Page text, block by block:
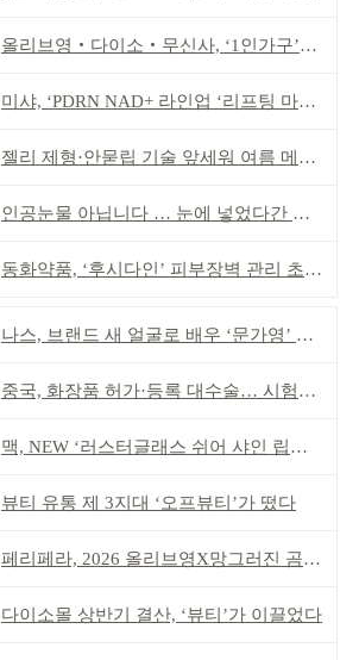
올리브영‧다이소‧무신사, ‘1인가구’가 이끈다
미샤, ‘PDRN NAD+ 라인업 ‘리프팅 마스크’ 출시
젤리 제형·안묻립 기술 앞세워 여름 메이크업 시장 공략
인공눈물 아닙니다 … 눈에 넣었다간 각막 손상
동화약품, ‘후시다인’ 피부장벽 관리 초점 ‘리브랜딩’
나스, 브랜드 새 얼굴로 배우 ‘문가영’ 발탁
중국, 화장품 허가·등록 대수술… 시험자료 공용 허용
맥, NEW ‘러스터글래스 쉬어 샤인 립스틱’ 출시
뷰티 유통 제 3지대 ‘오프뷰티’가 떴다
페리페라, 2026 올리브영X망그러진 곰 콜라보
다이소몰 상반기 결산, ‘뷰티’가 이끌었다